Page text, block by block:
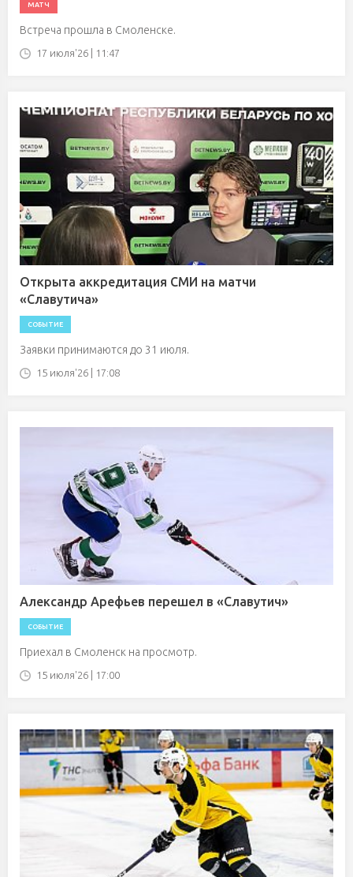
МАТЧ
Встреча прошла в Смоленске.
17 июля'26 | 11:47
Открыта аккредитация СМИ на матчи
«Славутича»
СОБЫТИЕ
Заявки принимаются до 31 июля.
15 июля'26 | 17:08
Александр Арефьев перешел в «Славутич»
СОБЫТИЕ
Приехал в Смоленск на просмотр.
15 июля'26 | 17:00